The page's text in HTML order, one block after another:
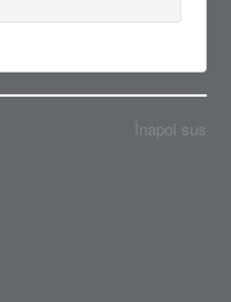
Înapoi sus